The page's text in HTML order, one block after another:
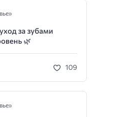
за зубами
🌿
109